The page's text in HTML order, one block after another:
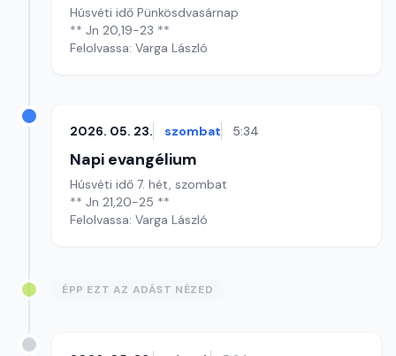
Húsvéti idő Pünkösdvasárnap
** Jn 20,19-23 **
Felolvassa: Varga László
2026. 05. 23. szombat 5:34
Napi evangélium
Húsvéti idő 7. hét, szombat
** Jn 21,20-25 **
Felolvassa: Varga László
ÉPP EZT AZ ADÁST NÉZED